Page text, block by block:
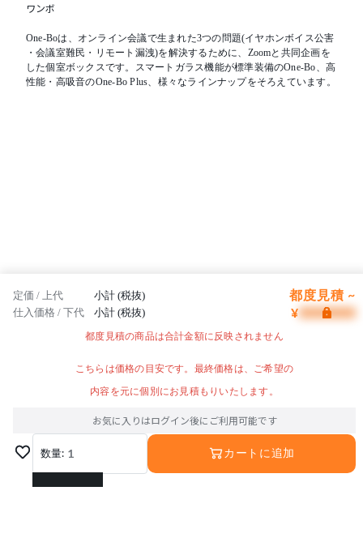
ワンボ
One-Boは、オンライン会議で生まれた3つの問題(イヤホンボイス公害
・会議室難民・リモート漏洩)を解決するために、Zoomと共同企画を
した個室ボックスです。スマートガラス機能が標準装備のOne-Bo、高
性能・高吸音のOne-Bo Plus、様々なラインナップをそろえています。
定価 / 上代 小計 (税抜) 都度見積 ~
仕入価格 / 下代 小計 (税抜) ¥
都度見積の商品は合計金額に反映されません
こちらは価格の目安です。最終価格は、ご希望の
内容を元に個別にお見積もりいたします。
お気に入りはログイン後にご利用可能です
数量: 1
1
カートに追加